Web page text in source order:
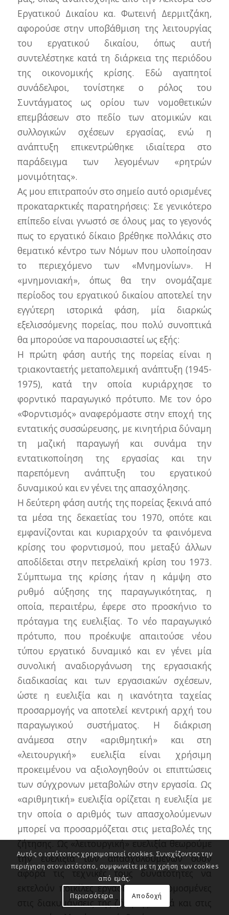
Εργατικού Δικαίου κα. Φωτεινή Δερμιτζάκη,
αφορούσε στην υποβάθμιση της λειτουργίας
του εργατικού δικαίου, όπως αυτή
συντελέστηκε κατά τη διάρκεια της περιόδου
της οικονομικής κρίσης. Εδώ αγαπητοί
συνάδελφοι, τονίστηκε ο ρόλος του
Συντάγματος ως ορίου των νομοθετικών
επεμβάσεων στο πεδίο των ατομικών και
συλλογικών σχέσεων εργασίας, ενώ η
ανάπτυξη επικεντρώθηκε ιδιαίτερα στο
παράδειγμα των λεγομένων «ρητρών
μονιμότητας».
Ας μου επιτραπούν στο σημείο αυτό ορισμένες
προκαταρκτικές παρατηρήσεις: Σε γενικότερο
επίπεδο είναι γνωστό σε όλους μας το γεγονός
πως το εργατικό δίκαιο βρέθηκε πολλάκις στο
θεματικό κέντρο των Νόμων που υλοποίησαν
το περιεχόμενο των «Μνημονίων». Η
«μνημονιακή», όπως θα την ονομάζαμε
περίοδος του εργατικού δικαίου αποτελεί την
εγγύτερη ιστορικά φάση, μία διαρκώς
εξελισσόμενης πορείας, που πολύ συνοπτικά
θα μπορούσε να παρουσιαστεί ως εξής:
Η πρώτη φάση αυτής της πορείας είναι η
τριακονταετής μεταπολεμική ανάπτυξη (1945-
1975), κατά την οποία κυριάρχησε το
φορντικό παραγωγικό πρότυπο. Με τον όρο
«Φορντισμός» αναφερόμαστε στην εποχή της
εντατικής συσσώρευσης, με κινητήρια δύναμη
τη μαζική παραγωγή και συνάμα την
εντατικοποίηση της εργασίας και την
παρεπόμενη ανάπτυξη του εργατικού
δυναμικού και εν γένει της απασχόλησης.
Η δεύτερη φάση αυτής της πορείας ξεκινά από
τα μέσα της δεκαετίας του 1970, οπότε και
εμφανίζονται και κυριαρχούν τα φαινόμενα
κρίσης του φορντισμού, που μεταξύ άλλων
αποδίδεται στην πετρελαϊκή κρίση του 1973.
Σύμπτωμα της κρίσης ήταν η κάμψη στο
ρυθμό αύξησης της παραγωγικότητας, η
οποία, περαιτέρω, έφερε στο προσκήνιο το
πρόταγμα της ευελιξίας. Το νέο παραγωγικό
πρότυπο, που προέκυψε απαιτούσε νέου
τύπου εργατικό δυναμικό και εν γένει μία
συνολική αναδιοργάνωση της εργασιακής
διαδικασίας και των εργασιακών σχέσεων,
ώστε η ευελιξία και η ικανότητα ταχείας
προσαρμογής να αποτελεί κεντρική αρχή του
παραγωγικού συστήματος. Η διάκριση
ανάμεσα στην «αριθμητική» και στη
«λειτουργική» ευελιξία είναι χρήσιμη
προκειμένου να αξιολογηθούν οι επιπτώσεις
των σύγχρονων μεταβολών στην εργασία. Ως
«αριθμητική» ευελιξία ορίζεται η ευελιξία με
την οποία ο αριθμός των απασχολούμενων
μπορεί να προσαρμόζεται στις μεταβολές της
ζήτησης. Ως «λειτουργική» ευελιξία θεωρούμε
την ευελιξία των απασχολουμένων όσον
αφορά τις τεχνικές τους δυνατότητες να
εκτελούν ποικίλες εργασίες, προσαρμοσμένες
στις διακυμάνσεις της ζήτησης, αλλά και στις
Αυτός ο ιστότοπος χρησιμοποιεί cookies. Συνεχίζοντας την
περιήγηση στον ιστότοπο, συμφωνείτε με τη χρήση των cookies
από εμάς.
Περισσότερα
Αποδοχή